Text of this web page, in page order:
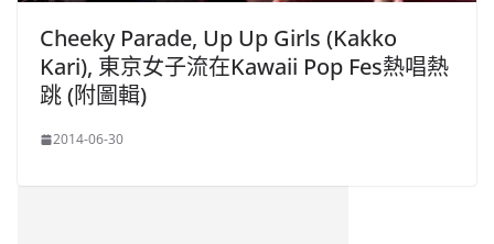
Cheeky Parade, Up Up Girls (Kakko
Kari), 東京女子流在Kawaii Pop Fes熱唱熱
跳 (附圖輯)
2014-06-30